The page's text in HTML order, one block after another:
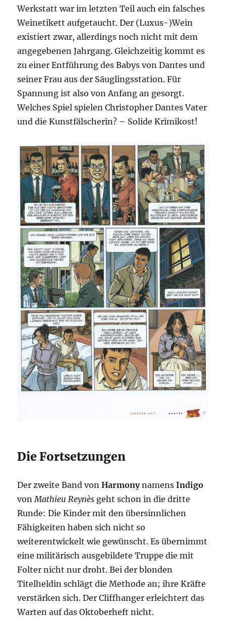
Werkstatt war im letzten Teil auch ein falsches
Weinetikett aufgetaucht. Der (Luxus-)Wein
existiert zwar, allerdings noch nicht mit dem
angegebenen Jahrgang. Gleichzeitig kommt es
zu einer Entführung des Babys von Dantes und
seiner Frau aus der Säuglingsstation. Für
Spannung ist also von Anfang an gesorgt.
Welches Spiel spielen Christopher Dantes Vater
und die Kunstfälscherin? – Solide Krimikost!
Die Fortsetzungen
Der zweite Band vonHarmonynamensIndigo
vonMathieu Reynès geht schon in die dritte
Runde: Die Kinder mit den übersinnlichen
Fähigkeiten haben sich nicht so
weiterentwickelt wie gewünscht. Es übernimmt
eine militärisch ausgebildete Truppe die mit
Folter nicht nur droht. Bei der blonden
Titelheldin schlägt die Methode an; ihre Kräfte
verstärken sich. Der Cliffhanger erleichtert das
Warten auf das Oktoberheft nicht.